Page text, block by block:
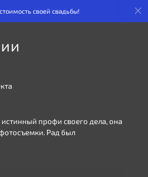
профи своего дела, она
Рад был
своей свадьбы!